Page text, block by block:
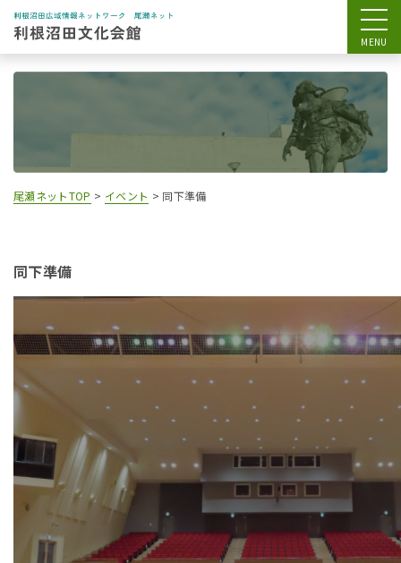
尾瀬ネットTOP > イベント > 同下準備
同下準備